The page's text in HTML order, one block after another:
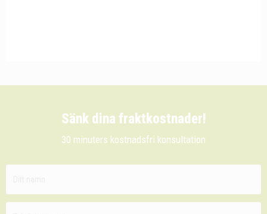
Sänk dina fraktkostnader!
30 minuters kostnadsfri konsultation